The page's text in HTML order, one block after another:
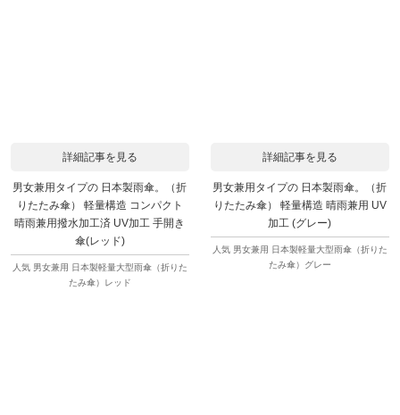
詳細記事を見る
男女兼用タイプの 日本製雨傘。（折
りたたみ傘） 軽量構造 コンパクト
晴雨兼用撥水加工済 UV加工 手開き
傘(レッド)
人気 男女兼用 日本製軽量大型雨傘（折りた
たみ傘）レッド
詳細記事を見る
男女兼用タイプの 日本製雨傘。（折
りたたみ傘） 軽量構造 晴雨兼用 UV
加工 (グレー)
人気 男女兼用 日本製軽量大型雨傘（折りた
たみ傘）グレー